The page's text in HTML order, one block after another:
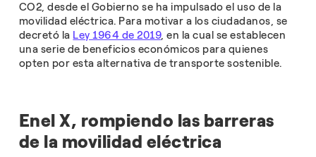
CO2, desde el Gobierno se ha impulsado el uso de la
movilidad eléctrica. Para motivar a los ciudadanos, se
decretó la Ley 1964 de 2019, en la cual se establecen
una serie de beneficios económicos para quienes
opten por esta alternativa de transporte sostenible.
Enel X, rompiendo las barreras
de la movilidad eléctrica